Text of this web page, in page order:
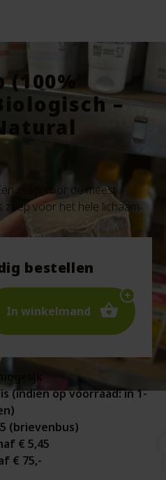
–
zeep voor de meest
zeep voor het hele lichaam
bestellen
In winkelmand
(indien op voorraad: in 1-
(brievenbus)
€ 5,45
€ 75,-